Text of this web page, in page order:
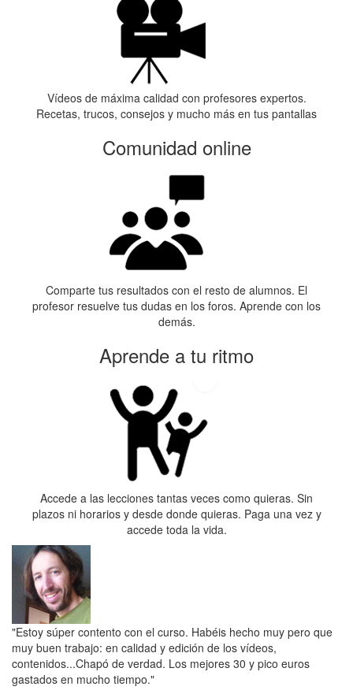
Vídeos de máxima calidad con profesores expertos.
Recetas, trucos, consejos y mucho más en tus pantallas
Comunidad online
Comparte tus resultados con el resto de alumnos. El
profesor resuelve tus dudas en los foros. Aprende con los
demás.
Aprende a tu ritmo
Accede a las lecciones tantas veces como quieras. Sin
plazos ni horarios y desde donde quieras. Paga una vez y
accede toda la vida.
"Estoy súper contento con el curso. Habéis hecho muy pero que
muy buen trabajo: en calidad y edición de los vídeos,
contenidos...Chapó de verdad. Los mejores 30 y pico euros
gastados en mucho tiempo."